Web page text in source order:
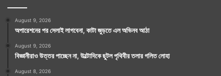
August 9, 2026
অপারেশনের পর সেলাই লাগবেনা, কাটা জুড়তে এল অভিনব আঠা
August 9, 2026
বিজ্ঞানীরাও উত্তর পাচ্ছেন না, উল্টোদিকে ছুটল পৃথিবীর তলার গলিত লোহা
August 8, 2026